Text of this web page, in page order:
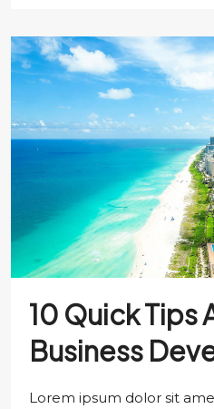
10 Quick Tips
Business
Lorem ipsum dolor sit